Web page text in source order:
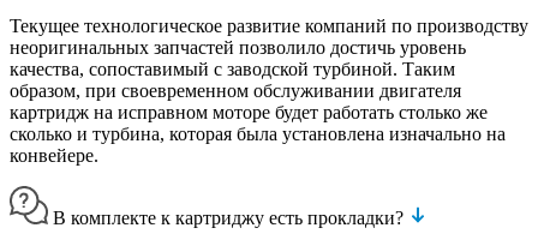
Текущее технологическое развитие компаний по производству
неоригинальных запчастей позволило достичь уровень
качества, сопоставимый с заводской турбиной. Таким
образом, при своевременном обслуживании двигателя
картридж на исправном моторе будет работать столько же
сколько и турбина, которая была установлена изначально на
конвейере.
В комплекте к картриджу есть прокладки?